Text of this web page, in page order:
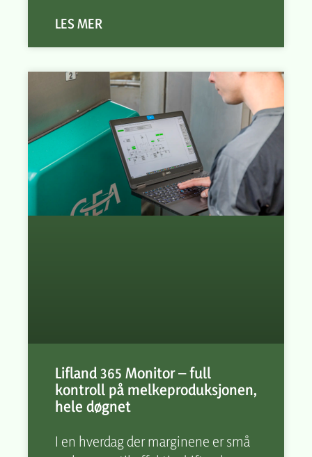
LES MER
Lifland 365 Monitor – full
kontroll på melkeproduksjonen,
hele døgnet
I en hverdag der marginene er små